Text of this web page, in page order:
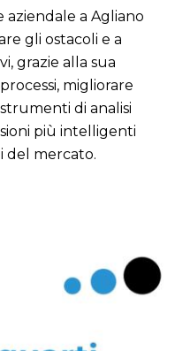
a Agliano
gli ostacoli e a
grazie alla sua
migliorare
di analisi
più intelligenti
del mercato.